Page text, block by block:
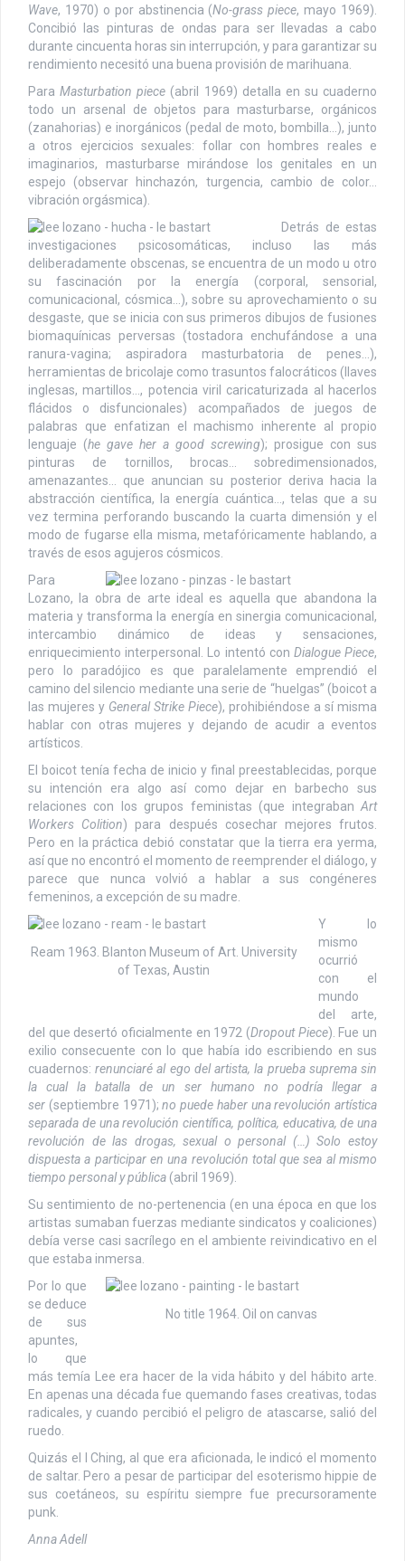
Wave, 1970) o por abstinencia (No-grass piece, mayo 1969).
Concibió las pinturas de ondas para ser llevadas a cabo
durante cincuenta horas sin interrupción, y para garantizar su
rendimiento necesitó una buena provisión de marihuana.
ParaMasturbation piece (abril 1969) detalla en su cuaderno
todo un arsenal de objetos para masturbarse, orgánicos
(zanahorias) e inorgánicos (pedal de moto, bombilla…), junto
a otros ejercicios sexuales: follar con hombres reales e
imaginarios, masturbarse mirándose los genitales en un
espejo (observar hinchazón, turgencia, cambio de color…
vibración orgásmica).
Detrás de estas
investigaciones psicosomáticas, incluso las más
deliberadamente obscenas, se encuentra de un modo u otro
su fascinación por la energía (corporal, sensorial,
comunicacional, cósmica…), sobre su aprovechamiento o su
desgaste, que se inicia con sus primeros dibujos de fusiones
biomaquínicas perversas (tostadora enchufándose a una
ranura-vagina; aspiradora masturbatoria de penes…),
herramientas de bricolaje como trasuntos falocráticos (llaves
inglesas, martillos…, potencia viril caricaturizada al hacerlos
flácidos o disfuncionales) acompañados de juegos de
palabras que enfatizan el machismo inherente al propio
lenguaje (he gave her a good screwing); prosigue con sus
pinturas de tornillos, brocas… sobredimensionados,
amenazantes… que anuncian su posterior deriva hacia la
abstracción científica, la energía cuántica…, telas que a su
vez termina perforando buscando la cuarta dimensión y el
modo de fugarse ella misma, metafóricamente hablando, a
través de esos agujeros cósmicos.
Para
Lozano, la obra de arte ideal es aquella que abandona la
materia y transforma la energía en sinergia comunicacional,
intercambio dinámico de ideas y sensaciones,
enriquecimiento interpersonal. Lo intentó con Dialogue Piece,
pero lo paradójico es que paralelamente emprendió el
camino del silencio mediante una serie de “huelgas” (boicot a
las mujeres y General Strike Piece), prohibiéndose a sí misma
hablar con otras mujeres y dejando de acudir a eventos
artísticos.
El boicot tenía fecha de inicio y final preestablecidas, porque
su intención era algo así como dejar en barbecho sus
relaciones con los grupos feministas (que integraban Art
Workers Colition) para después cosechar mejores frutos.
Pero en la práctica debió constatar que la tierra era yerma,
así que no encontró el momento de reemprender el diálogo, y
parece que nunca volvió a hablar a sus congéneres
femeninos, a excepción de su madre.
Ream 1963. Blanton Museum of Art. University
of Texas, Austin
Y lo
mismo
ocurrió
con el
mundo
del arte,
del que desertó oficialmente en 1972 (Dropout Piece). Fue un
exilio consecuente con lo que había ido escribiendo en sus
cuadernos:renunciaré al ego del artista, la prueba suprema sin
la cual la batalla de un ser humano no podría llegar a
ser (septiembre 1971);no puede haber una revolución artística
separada de una revolución científica, política, educativa, de una
revolución de las drogas, sexual o personal (…) Solo estoy
dispuesta a participar en una revolución total que sea al mismo
tiempo personal y pública (abril 1969).
Su sentimiento de no-pertenencia (en una época en que los
artistas sumaban fuerzas mediante sindicatos y coaliciones)
debía verse casi sacrílego en el ambiente reivindicativo en el
que estaba inmersa.
No title 1964. Oil on canvas
Por lo que
se deduce
de sus
apuntes,
lo que
más temía Lee era hacer de la vida hábito y del hábito arte.
En apenas una década fue quemando fases creativas, todas
radicales, y cuando percibió el peligro de atascarse, salió del
ruedo.
Quizás el I Ching, al que era aficionada, le indicó el momento
de saltar. Pero a pesar de participar del esoterismo hippie de
sus coetáneos, su espíritu siempre fue precursoramente
punk.
Anna Adell